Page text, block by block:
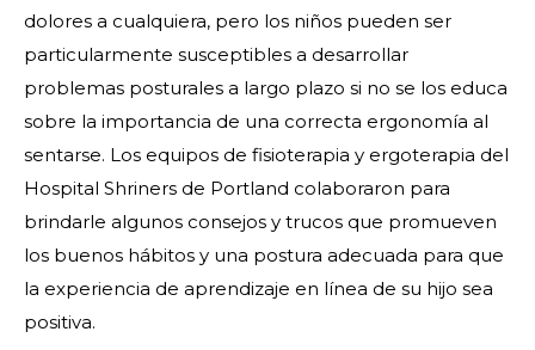
dolores a cualquiera, pero los niños pueden ser
particularmente susceptibles a desarrollar
problemas posturales a largo plazo si no se los educa
sobre la importancia de una correcta ergonomía al
sentarse. Los equipos de fisioterapia y ergoterapia del
Hospital Shriners de Portland colaboraron para
brindarle algunos consejos y trucos que promueven
los buenos hábitos y una postura adecuada para que
la experiencia de aprendizaje en línea de su hijo sea
positiva.